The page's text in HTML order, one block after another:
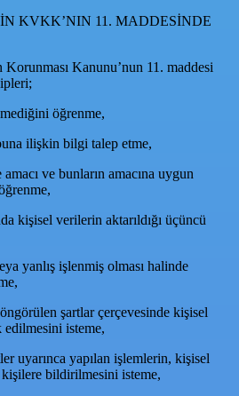
KVKK’NIN 11. MADDESİNDE
Kanunu’nun 11. maddesi
öğrenme,
ilişkin bilgi talep etme,
ve bunların amacına uygun
kişisel verilerin aktarıldığı üçüncü
yanlış işlenmiş olması halinde
şartlar çerçevesinde kişisel
isteme,
uyarınca yapılan işlemlerin, kişisel
kişilere bildirilmesini isteme,